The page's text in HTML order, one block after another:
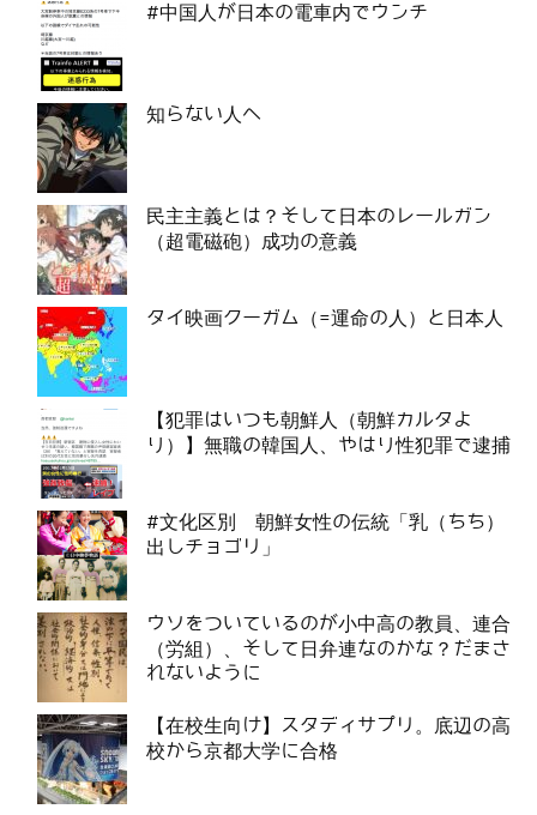
#中国人が日本の電車内でウンチ
知らない人へ
民主主義とは？そして日本のレールガン
（超電磁砲）成功の意義
タイ映画クーガム（=運命の人）と日本人
【犯罪はいつも朝鮮人（朝鮮カルタよ
り）】無職の韓国人、やはり性犯罪で逮捕
#文化区別 朝鮮女性の伝統「乳（ちち）
出しチョゴリ」
ウソをついているのが小中高の教員、連合
（労組）、そして日弁連なのかな？だまさ
れないように
【在校生向け】スタディサプリ。底辺の高
校から京都大学に合格